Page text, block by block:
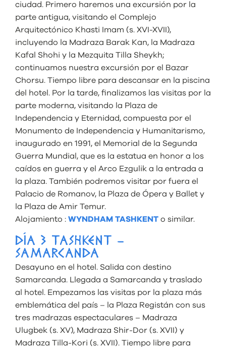
ciudad. Primero haremos una excursión por la
parte antigua, visitando el Complejo
Arquitectónico Khasti Imam (s. XVI-XVII),
incluyendo la Madraza Barak Kan, la Madraza
Kafal Shohi y la Mezquita Tilla Sheykh;
continuamos nuestra excursión por el Bazar
Chorsu. Tiempo libre para descansar en la piscina
del hotel. Por la tarde, finalizamos las visitas por la
parte moderna, visitando la Plaza de
Independencia y Eternidad, compuesta por el
Monumento de Independencia y Humanitarismo,
inaugurado en 1991, el Memorial de la Segunda
Guerra Mundial, que es la estatua en honor a los
caídos en guerra y el Arco Ezgulik a la entrada a
la plaza. También podremos visitar por fuera el
Palacio de Romanov, la Plaza de Ópera y Ballet y
la Plaza de Amir Temur.
Alojamiento : WYNDHAM TASHKENT o similar.
DÍA 3 TASHKENT –
SAMARCANDA
Desayuno en el hotel. Salida con destino
Samarcanda. Llegada a Samarcanda y traslado
al hotel. Empezamos las visitas por la plaza más
emblemática del país – la Plaza Registán con sus
tres madrazas espectaculares – Madraza
Ulugbek (s. XV), Madraza Shir-Dor (s. XVII) y
Madraza Tilla-Kori (s. XVII). Tiempo libre para